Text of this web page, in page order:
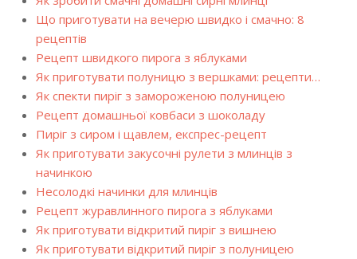
Що приготувати на вечерю швидко і смачно: 8
рецептів
Рецепт швидкого пирога з яблуками
Як приготувати полуницю з вершками: рецепти…
Як спекти пиріг з замороженою полуницею
Рецепт домашньої ковбаси з шоколаду
Пиріг з сиром і щавлем, експрес-рецепт
Як приготувати закусочні рулети з млинців з
начинкою
Несолодкі начинки для млинців
Рецепт журавлинного пирога з яблуками
Як приготувати відкритий пиріг з вишнею
Як приготувати відкритий пиріг з полуницею